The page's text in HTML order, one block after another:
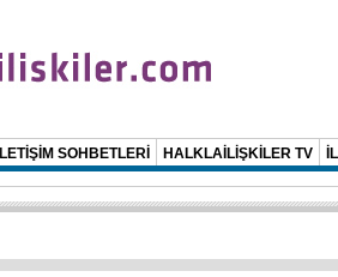
İLETİŞİM SOHBETLERİ HALKLAİLİŞKİLER TV